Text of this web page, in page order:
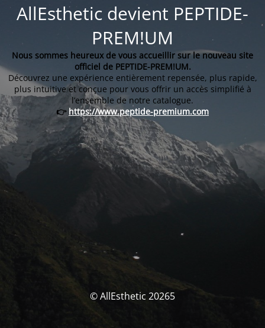
AllEsthetic devient PEPTIDE-
PREM!UM
Nous sommes heureux de vous accueillir sur le nouveau site
officiel de PEPTIDE-PREM!UM.
Découvrez une expérience entièrement repensée, plus rapide,
plus intuitive et conçue pour vous offrir un accès simplifié à
l’ensemble de notre catalogue.
👉 https://www.peptide-premium.com
© AllEsthetic 20265